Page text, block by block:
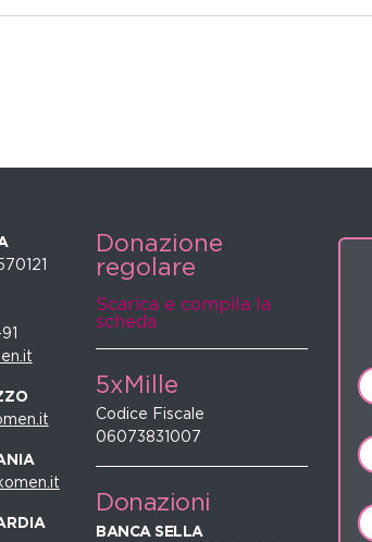
Donazione
regolare
Scarica e compila la
scheda
5xMille
Codice Fiscale
06073831007
Donazioni
BANCA SELLA